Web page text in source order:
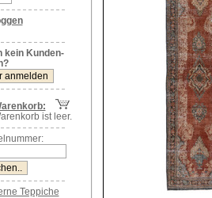
kein Kunden-
ist leer.
Teppiche